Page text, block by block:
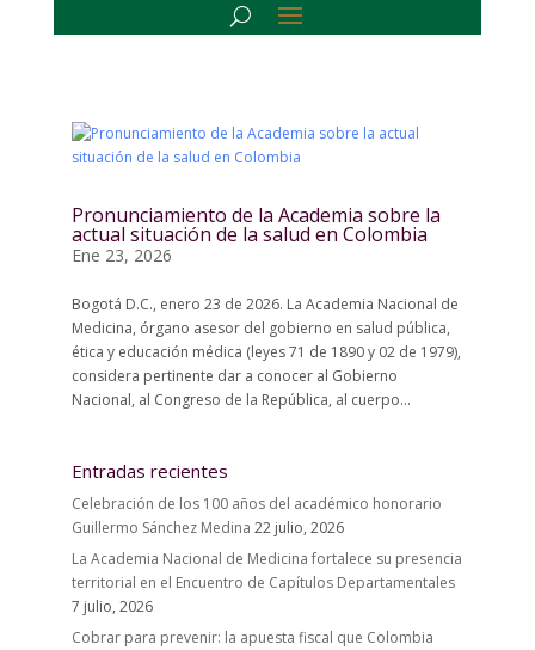
Pronunciamiento de la Academia sobre la
actual situación de la salud en Colombia
Ene 23, 2026
Bogotá D.C., enero 23 de 2026. La Academia Nacional de
Medicina, órgano asesor del gobierno en salud pública,
ética y educación médica (leyes 71 de 1890 y 02 de 1979),
considera pertinente dar a conocer al Gobierno
Nacional, al Congreso de la República, al cuerpo...
Entradas recientes
Celebración de los 100 años del académico honorario
Guillermo Sánchez Medina 22 julio, 2026
La Academia Nacional de Medicina fortalece su presencia
territorial en el Encuentro de Capítulos Departamentales
7 julio, 2026
Cobrar para prevenir: la apuesta fiscal que Colombia